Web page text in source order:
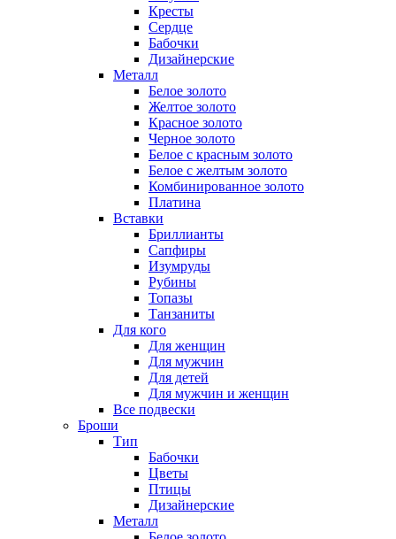
Кресты
Сердце
Бабочки
Дизайнерские
Металл
Белое золото
Желтое золото
Красное золото
Черное золото
Белое с красным золото
Белое с желтым золото
Комбинированное золото
Платина
Вставки
Бриллианты
Сапфиры
Изумруды
Рубины
Топазы
Танзаниты
Для кого
Для женщин
Для мужчин
Для детей
Для мужчин и женщин
Все подвески
Броши
Тип
Бабочки
Цветы
Птицы
Дизайнерские
Металл